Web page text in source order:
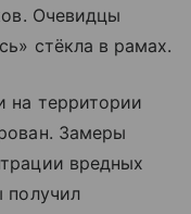
Очевидцы
стёкла в рамах.
на территории
Замеры
вредных
получил